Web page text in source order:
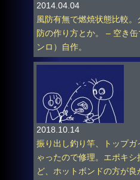
2014.04.04
風防有無で燃焼状態比較
防の作り方とか。 – 空き
ンロ）自作。
2018.10.14
振り出し釣り竿、トップ
ゃったので修理。エポキ
ど、ホットボンドの方が良